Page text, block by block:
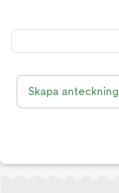
Skapa anteckning